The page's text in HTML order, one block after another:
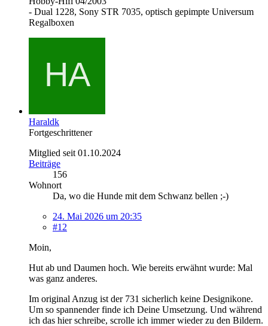
- Dual 1228, Sony STR 7035, optisch gepimpte Universum
Regalboxen
Haraldk
Fortgeschrittener
Mitglied seit 01.10.2024
Beiträge
156
Wohnort
Da, wo die Hunde mit dem Schwanz bellen ;-)
24. Mai 2026 um 20:35
#12
Moin,
Hut ab und Daumen hoch. Wie bereits erwähnt wurde: Mal
was ganz anderes.
Im original Anzug ist der 731 sicherlich keine Designikone.
Um so spannender finde ich Deine Umsetzung. Und während
ich das hier schreibe, scrolle ich immer wieder zu den Bildern.